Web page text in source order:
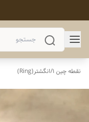
نقطه چین 1 /انگشتر(Ring)